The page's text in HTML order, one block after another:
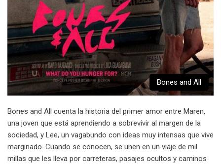
Bones and All
Bones and All cuenta la historia del primer amor entre Maren,
una joven que está aprendiendo a sobrevivir al margen de la
sociedad, y Lee, un vagabundo con ideas muy intensas que vive
marginado. Cuando se conocen, se unen en un viaje de mil
millas que les lleva por carreteras, pasajes ocultos y caminos